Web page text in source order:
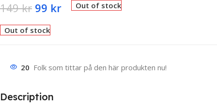
149kr 99 kr Out of stock
Out of stock
20 Folk som tittar på den här produkten nu!
Description